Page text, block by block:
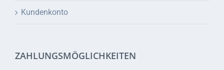
Kundenkonto
ZAHLUNGSMÖGLICHKEITEN